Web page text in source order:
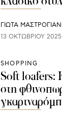
ΓΙΩΤΑ
13 ΟΚΤΩΒΡΊΟΥ 2025
SHOPPING
Soft loafers:
στη